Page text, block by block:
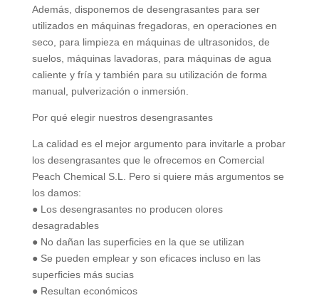
Además, disponemos de desengrasantes para ser
utilizados en máquinas fregadoras, en operaciones en
seco, para limpieza en máquinas de ultrasonidos, de
suelos, máquinas lavadoras, para máquinas de agua
caliente y fría y también para su utilización de forma
manual, pulverización o inmersión.
Por qué elegir nuestros desengrasantes
La calidad es el mejor argumento para invitarle a probar
los desengrasantes que le ofrecemos en Comercial
Peach Chemical S.L. Pero si quiere más argumentos se
los damos:
● Los desengrasantes no producen olores
desagradables
● No dañan las superficies en la que se utilizan
● Se pueden emplear y son eficaces incluso en las
superficies más sucias
● Resultan económicos